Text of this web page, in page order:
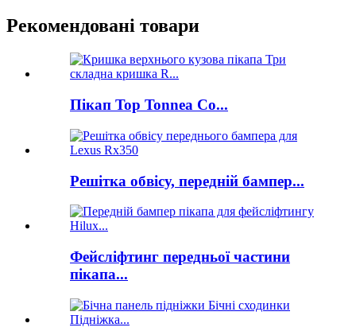
Рекомендовані товари
Пікап Top Tonnea Co...
Решітка обвісу, передній бампер...
Фейсліфтинг передньої частини
пікапа...